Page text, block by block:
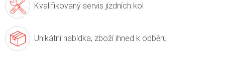
Kvalifikovaný servis jízdních kol
Unikátní nabídka, zboží ihned k odběru